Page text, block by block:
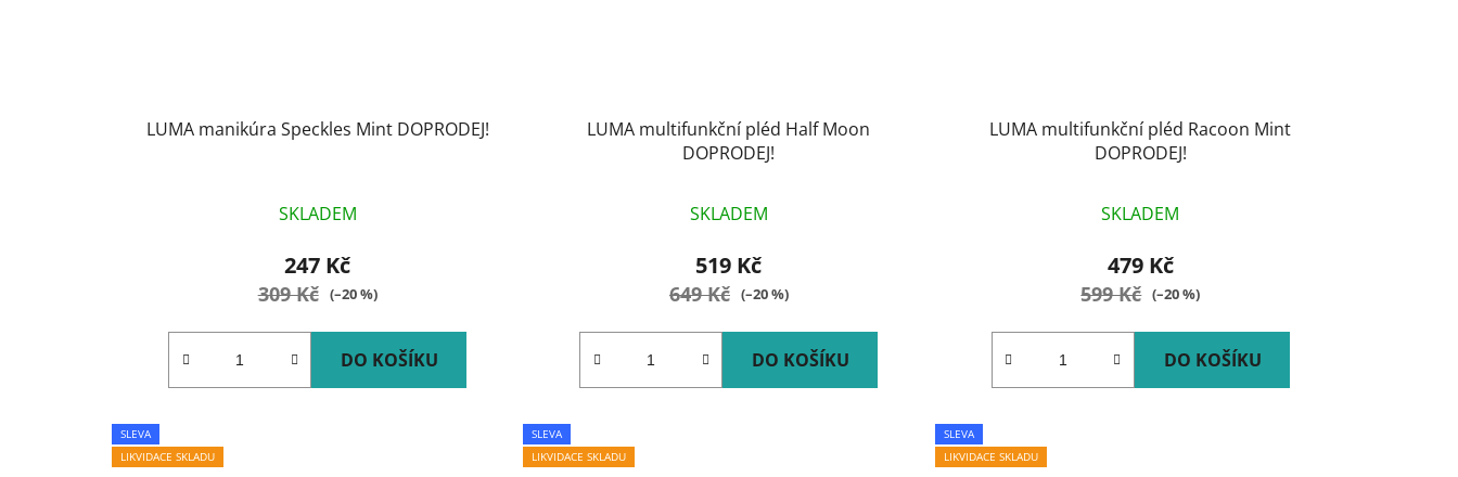
LUMA manikúra Speckles Mint DOPRODEJ!
SKLADEM
247 Kč
309 Kč (–20 %)
DO KOŠÍKU
LUMA multifunkční pléd Half Moon
DOPRODEJ!
SKLADEM
519 Kč
649 Kč (–20 %)
DO KOŠÍKU
LUMA multifunkční pléd Racoon Mint
DOPRODEJ!
SKLADEM
479 Kč
599 Kč (–20 %)
DO KOŠÍKU
SLEVA
LIKVIDACE SKLADU
SLEVA
LIKVIDACE SKLADU
SLEVA
LIKVIDACE SKLADU